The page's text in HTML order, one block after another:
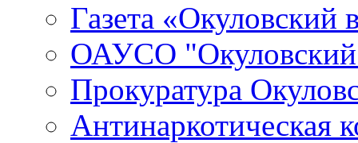
Газета «Окуловский
ОАУСО
Прокуратура
Антинаркотическая